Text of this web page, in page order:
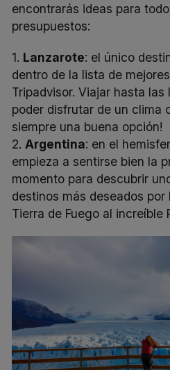
encontrarás ideas para
presupuestos:
1. Lanzarote: el único
dentro de la lista de
Tripadvisor. Viajar hasta las
poder disfrutar de un clima
siempre una buena opción!
2.Argentina: en el
empieza a sentirse bien la
momento para descubrir
destinos más deseados por
Tierra de Fuego al increíble